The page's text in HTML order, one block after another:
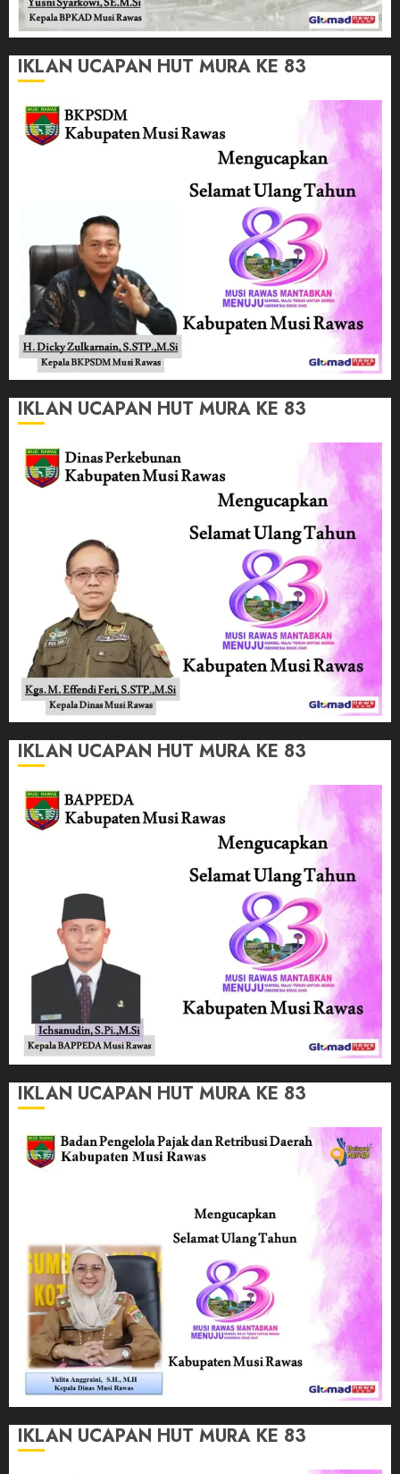
IKLAN UCAPAN HUT MURA KE 83
IKLAN UCAPAN HUT MURA KE 83
IKLAN UCAPAN HUT MURA KE 83
IKLAN UCAPAN HUT MURA KE 83
IKLAN UCAPAN HUT MURA KE 83